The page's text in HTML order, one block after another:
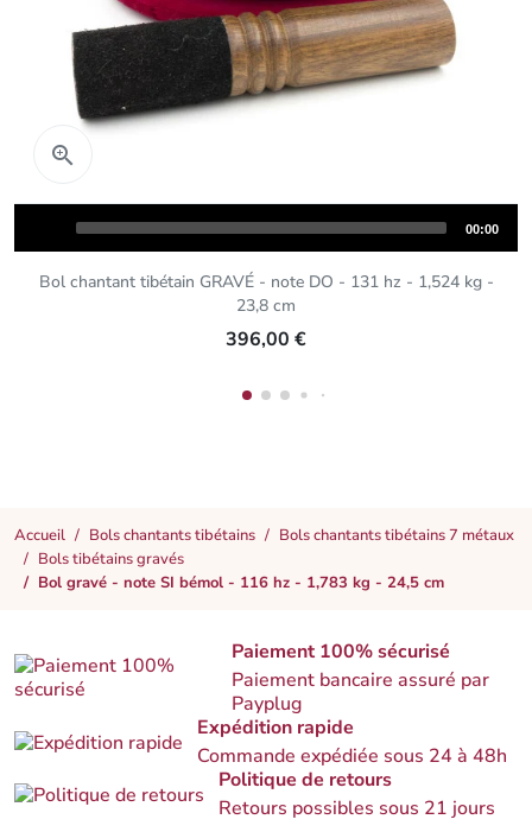

Total
00:00
Bol chantant tibétain GRAVÉ - note DO - 131 hz - 1,524 kg -
23,8 cm
396,00 €
Accueil Bols chantants tibétains
Bols chantants tibétains 7 métaux
Bols tibétains gravés
Bol gravé - note SI bémol - 116 hz - 1,783 kg - 24,5 cm
Paiement 100% sécurisé
Paiement bancaire assuré par
Payplug
Expédition rapide
Commande expédiée sous 24 à 48h
Politique de retours
Retours possibles sous 21 jours